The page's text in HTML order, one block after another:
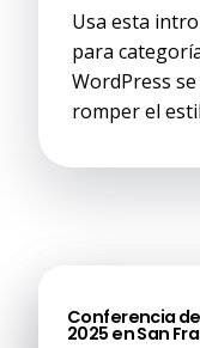
Usa esta
para
WordPress
romper el
Conferencia
2025 en San